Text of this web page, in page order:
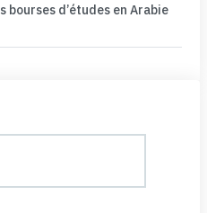
d’études en Arabie